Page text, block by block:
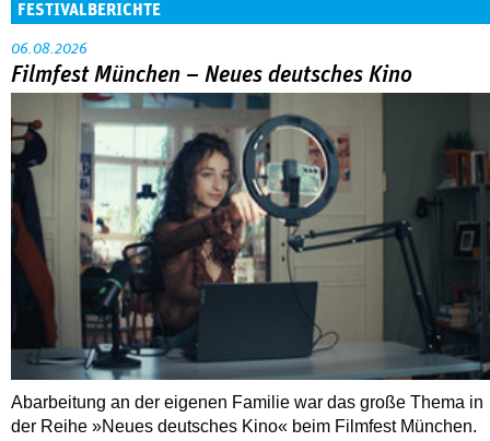
FESTIVALBERICHTE
06.08.2026
Filmfest München – Neues deutsches Kino
Abarbeitung an der eigenen Familie war das große Thema in
der Reihe »Neues deutsches Kino« beim Filmfest München.